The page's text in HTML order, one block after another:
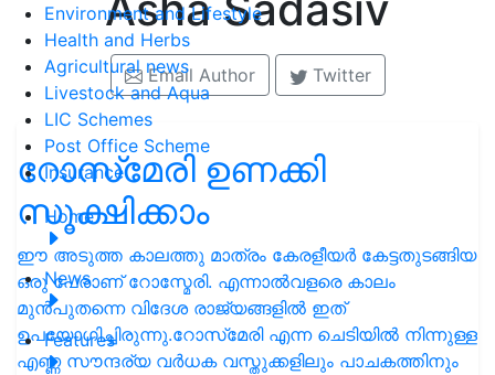
Environment and Lifestyle
Health and Herbs
Agricultural news
Livestock and Aqua
LIC Schemes
Post Office Scheme
Insurance
Home
News
Features
Email Author Twitter
റോസ്‌മേരി ഉണക്കി
സൂക്ഷിക്കാം
ഈ അടുത്ത കാലത്തു മാത്രം കേരളീയർ കേട്ടതുടങ്ങിയ
ഒരു പേരാണ് റോസ്മേരി. എന്നാൽവളരെ കാലം
മുൻപുതന്നെ വിദേശ രാജ്യങ്ങളിൽ ഇത്‌
ഉപയോഗിച്ചിരുന്നു.റോസ്‌മേരി എന്ന ചെടിയില്‍ നിന്നുള്ള
എണ്ണ സൗന്ദര്യ വര്‍ധക വസ്തുക്കളിലും പാചകത്തിനും